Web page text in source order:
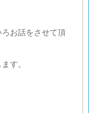
お話をさせて頂
す。